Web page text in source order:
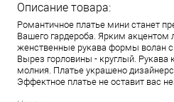
Описание товара:
Романтичное платье мини станет
Вашего гардероба. Ярким акцентом
женственные рукава формы волан
Вырез горловины - круглый. Рукава
молния. Платье украшено
Эффектное платье не оставит вас